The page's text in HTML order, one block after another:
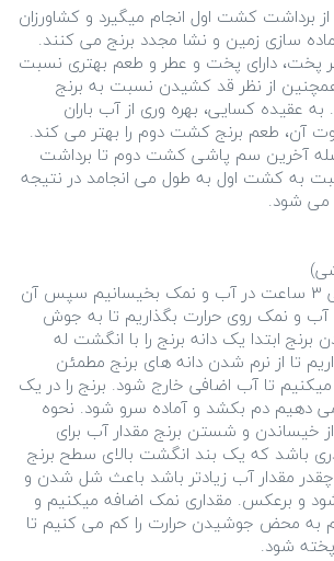
کشت اول انجام میگیرد و کشاورزان
سازی زمین و نشا مجدد برنج می کنند.
پخت، دارای پخت و عطر و طعم بهتری نسبت
از نظر قد کشیدن نسبت به برنج
عقیده کسایی، بهره وری از آب باران
آن، طعم برنج کشت دوم را بهتر می کند.
آخرین سم پاشی کشت دوم تا برداشت
به کشت اول به طول می انجامد در نتیجه
ابتدا باید برنج را 2 الی 3 ساعت در آب و نمک بخیسانیم سپس آن
آب و نمک روی حرارت بگذاریم تا به جوش
برنج ابتدا یک دانه برنج را با انگشت له
تا از نرم شدن دانه های برنج مطمئن
تا آب اضافی خارج شود. برنج را در یک
می دهیم دم بکشد و آماده سرو شود. نحوه
خیساندن و شستن برنج مقدار آب برای
باشد که یک بند انگشت بالای سطح برنج
چقدر مقدار آب زیادتر باشد باعث شل شدن و
و برعکس. مقداری نمک اضافه میکنیم و
به محض جوشیدن حرارت را کم می کنیم تا
شود.